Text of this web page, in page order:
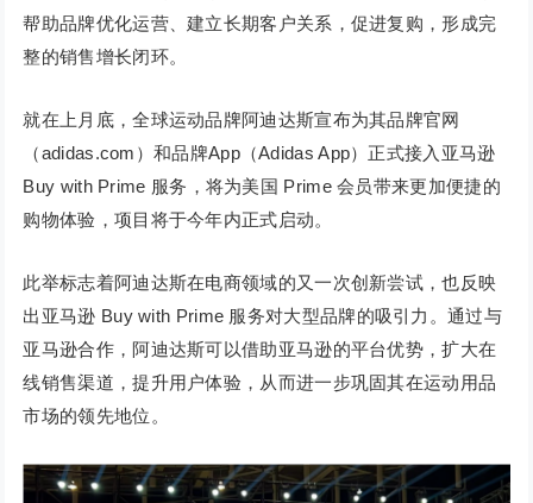
帮助品牌优化运营、建立长期客户关系，促进复购，形成完
整的销售增长闭环。
就在上月底，全球运动品牌阿迪达斯宣布为其品牌官网
（adidas.com）和品牌App（Adidas App）正式接入亚马逊
Buy with Prime 服务，将为美国 Prime 会员带来更加便捷的
购物体验，项目将于今年内正式启动。
此举标志着阿迪达斯在电商领域的又一次创新尝试，也反映
出亚马逊 Buy with Prime 服务对大型品牌的吸引力。通过与
亚马逊合作，阿迪达斯可以借助亚马逊的平台优势，扩大在
线销售渠道，提升用户体验，从而进一步巩固其在运动用品
市场的领先地位。